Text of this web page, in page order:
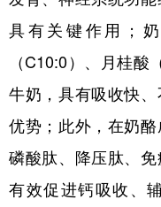
具有关键作用；
（C10:0）、月桂酸
牛奶，具有吸收快
优势；此外，在奶
磷酸肽、降压肽、
有效促进钙吸收、